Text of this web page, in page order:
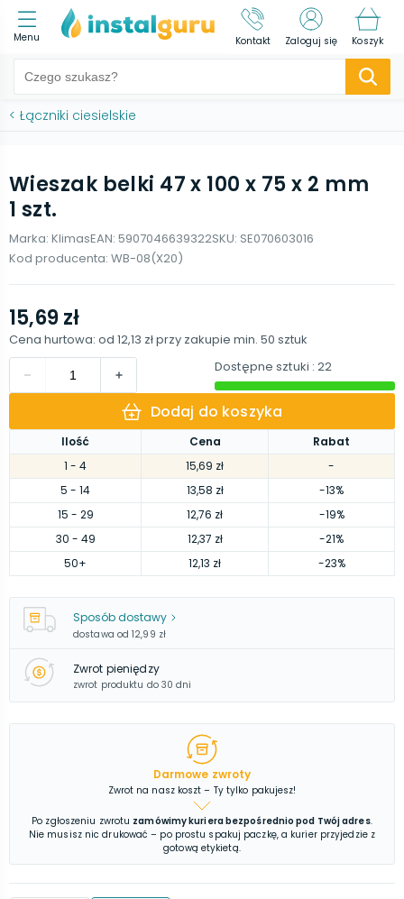
Menu Kontakt Zaloguj się Koszyk
< Łączniki ciesielskie
Wieszak belki 47 x 100 x 75 x 2 mm
1 szt.
Marka: KlimasEAN: 5907046639322SKU: SE070603016
Kod producenta: WB-08(X20)
Ilość Cena
Rabat
1 - 4 15,69 zł
-
5 - 14 13,58 zł
-13%
15 - 29 12,76 zł
-19%
30 - 49 12,37 zł
-21%
50+ 12,13 zł -23%
15,69 zł
Cena hurtowa: od 12,13 złprzy zakupie min. 50 sztuk
Dostępne sztuki : 22
Dodaj do koszyka
Sposób dostawy
dostawa od 12,99 zł
Zwrot pieniędzy
zwrot produktu do 30 dni
Darmowe zwroty
Zwrot na nasz koszt – Ty tylko pakujesz!
Po zgłoszeniu zwrotu zamówimy kuriera bezpośrednio pod Twój adres.
Nie musisz nic drukować – po prostu spakuj paczkę, a kurier przyjedzie z
gotową etykietą.